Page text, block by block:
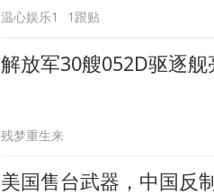
温心娱乐1 1跟贴
解放军30艘052D驱逐
残梦重生来
美国售台武器，中国反